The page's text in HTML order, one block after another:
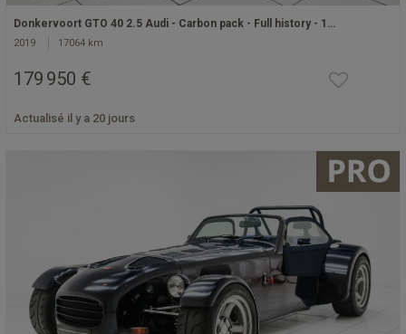
Donkervoort GTO 40 2.5 Audi - Carbon pack - Full history - 1…
2019 17064 km
179 950 €
Actualisé il y a 20 jours